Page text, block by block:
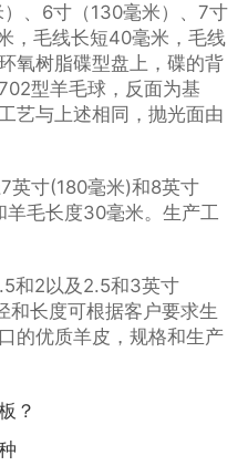
、6寸（130毫米）、7寸
，毛线长短40毫米，毛线
氧树脂碟型盘上，碟的背
型羊毛球，反面为基
艺与上述相同，抛光面由
英寸(180毫米)和8英寸
毛长度30毫米。生产工
和2以及2.5和3英寸
和长度可根据客户要求生
的优质羊皮，规格和生产
？